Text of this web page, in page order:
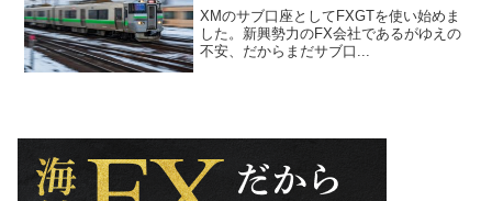
XMのサブ口座としてFXGTを使い始めま
した。新興勢力のFX会社であるがゆえの
不安、だからまだサブ口...